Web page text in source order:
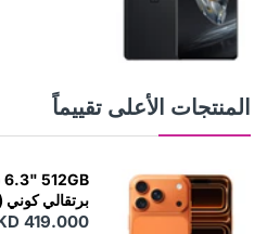
المنتجات الأعلى تقييماً
برتقالي كوني
419.000